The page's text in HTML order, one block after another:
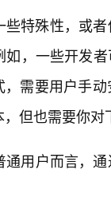
些特殊性，或
，一些开发
需要用户手
但也需要你对
用户而言，